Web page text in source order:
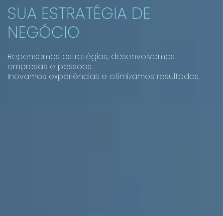
SUA ESTRATÉGIA DE
NEGÓCIO
Repensamos estratégias, desenvolvemos
empresas e pessoas.
Inovamos experiências e otimizamos resultados.